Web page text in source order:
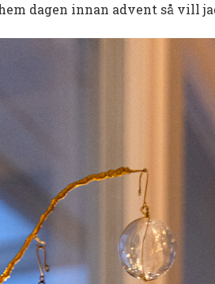
dagen innan advent så vill